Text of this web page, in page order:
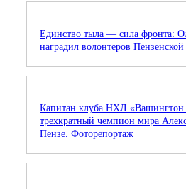
Единство тыла — сила фронта:
наградил волонтеров Пензенской
Капитан клуба НХЛ «Вашингтон
трехкратный чемпион мира
Пензе. Фоторепортаж